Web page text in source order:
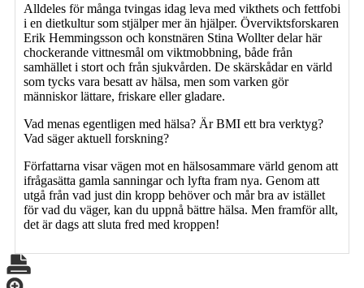
Alldeles för många tvingas idag leva med vikthets och fettfobi
i en dietkultur som stjälper mer än hjälper. Överviktsforskaren
Erik Hemmingsson och konstnären Stina Wollter delar här
chockerande vittnesmål om viktmobbning, både från
samhället i stort och från sjukvården. De skärskådar en värld
som tycks vara besatt av hälsa, men som varken gör
människor lättare, friskare eller gladare.
Vad menas egentligen med hälsa? Är BMI ett bra verktyg?
Vad säger aktuell forskning?
Författarna visar vägen mot en hälsosammare värld genom att
ifrågasätta gamla sanningar och lyfta fram nya. Genom att
utgå från vad just din kropp behöver och mår bra av istället
för vad du väger, kan du uppnå bättre hälsa. Men framför allt,
det är dags att sluta fred med kroppen!